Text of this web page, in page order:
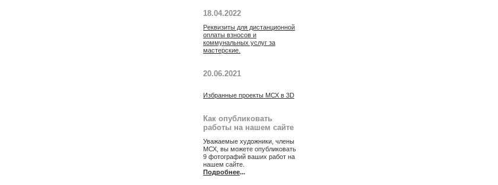
18.04.2022
Реквизиты для дистанционной
оплаты взносов и
коммунальных услуг за
мастерские.
20.06.2021
Избранные проекты МСХ в 3D
Как опубликовать
работы на нашем сайте
Уважаемые художники, члены
МСХ, вы можете опубликовать
9 фотографий ваших работ на
нашем сайте.
Подробнее...